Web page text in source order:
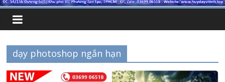
dạy photoshop ngắn hạn